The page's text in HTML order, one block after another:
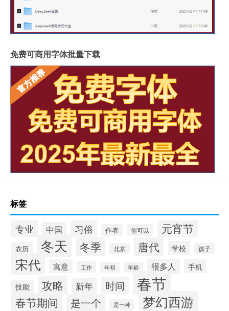
免费可商用字体批量下载
标签
专业 中国 习俗 作者 你可以 元宵节
农历 冬天 冬季 北京 唐代 学校 孩子
宋代 寓意 工作 年初 年龄 很多人 手机
技能 攻略 新年 时间 春节
春节期间 是一个 是一种 梦幻西游